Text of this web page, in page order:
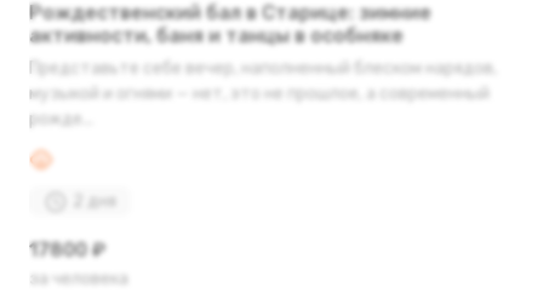
Рождественский бал в Старице: зимние
активности, баня и танцы в особняке
Представьте себе вечер, наполненный блеском нарядов,
музыкой и огнями — нет, это не прошлое, а современный
рожде...
2 дня
17800 ₽
за человека